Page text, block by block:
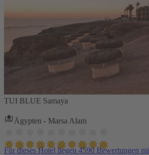
TUI BLUE Samaya
Ägypten - Marsa Alam
Für dieses Hotel liegen 4590 Bewertungen